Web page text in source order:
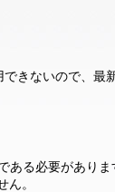
きないので、最
る必要がありま
。